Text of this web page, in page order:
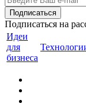
Подписаться на
Идеи
для
бизнеса